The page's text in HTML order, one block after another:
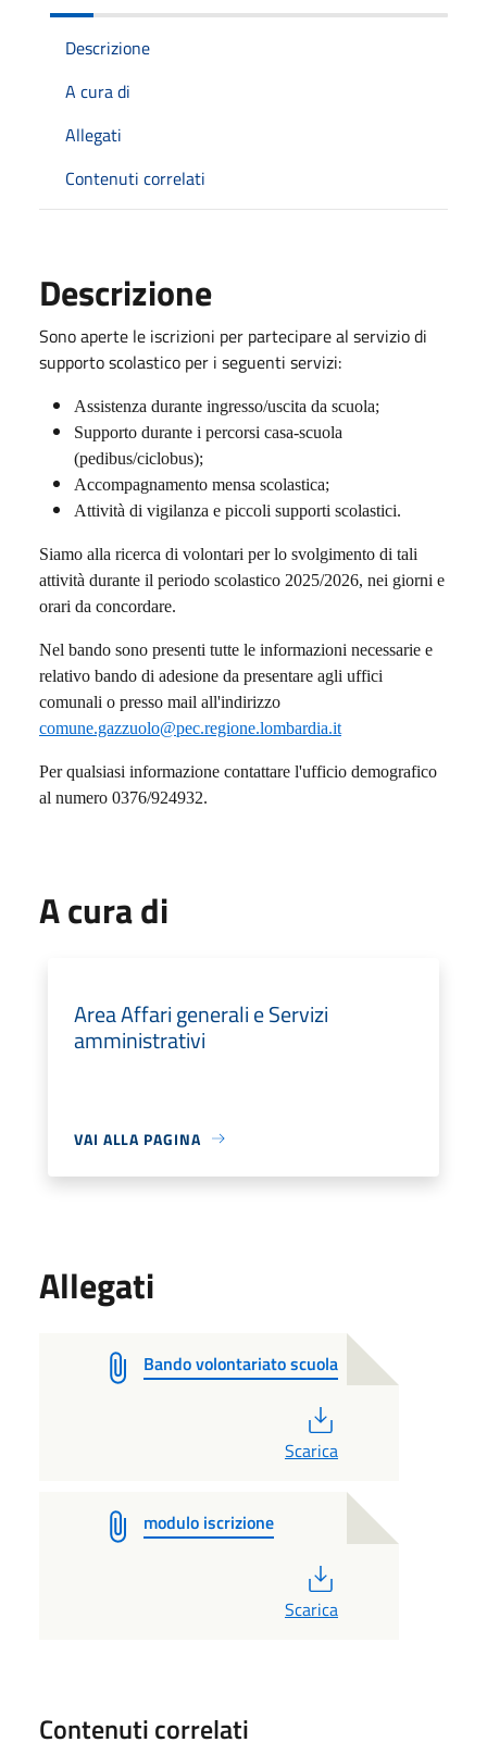
Descrizione
A cura di
Allegati
Contenuti correlati
Descrizione
Sono aperte le iscrizioni per partecipare al servizio di
supporto scolastico per i seguenti servizi:
Assistenza durante ingresso/uscita da scuola;
Supporto durante i percorsi casa-scuola
(pedibus/ciclobus);
Accompagnamento mensa scolastica;
Attività di vigilanza e piccoli supporti scolastici.
Siamo alla ricerca di volontari per lo svolgimento di tali
attività durante il periodo scolastico 2025/2026, nei giorni e
orari da concordare.
Nel bando sono presenti tutte le informazioni necessarie e
relativo bando di adesione da presentare agli uffici
comunali o presso mail all'indirizzo
comune.gazzuolo@pec.regione.lombardia.it
Per qualsiasi informazione contattare l'ufficio demografico
al numero 0376/924932.
A cura di
Area Affari generali e Servizi
amministrativi
VAI ALLA PAGINA
Allegati
Bando volontariato scuola
Scarica
modulo iscrizione
Scarica
Contenuti correlati